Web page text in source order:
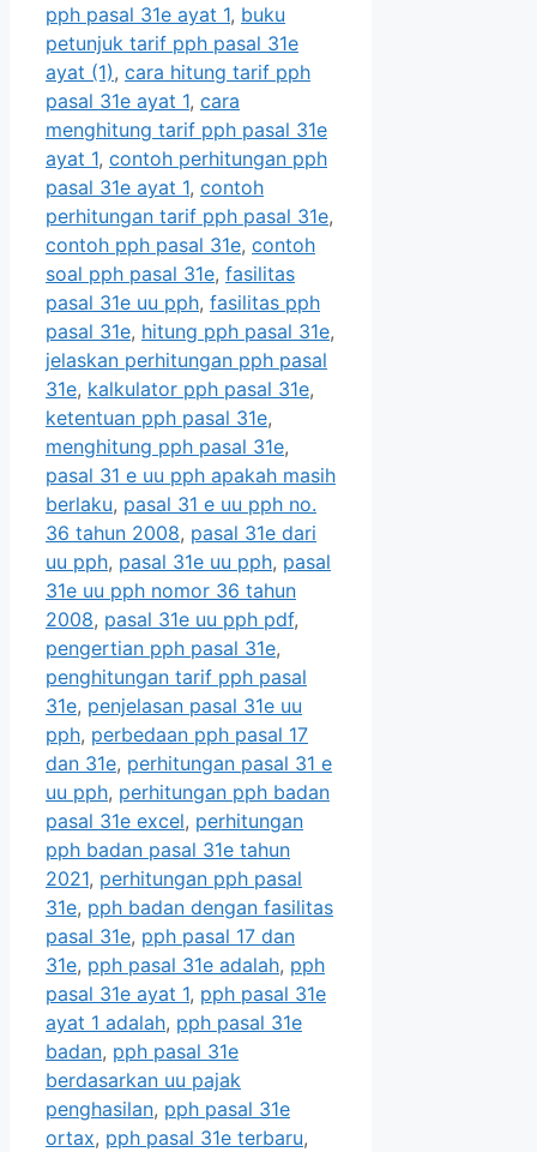
pph pasal 31e ayat 1, buku
petunjuk tarif pph pasal 31e
ayat (1), cara hitung tarif pph
pasal 31e ayat 1, cara
menghitung tarif pph pasal 31e
ayat 1, contoh perhitungan pph
pasal 31e ayat 1, contoh
perhitungan tarif pph pasal 31e,
contoh pph pasal 31e, contoh
soal pph pasal 31e, fasilitas
pasal 31e uu pph, fasilitas pph
pasal 31e, hitung pph pasal 31e,
jelaskan perhitungan pph pasal
31e, kalkulator pph pasal 31e,
ketentuan pph pasal 31e,
menghitung pph pasal 31e,
pasal 31 e uu pph apakah masih
berlaku, pasal 31 e uu pph no.
36 tahun 2008, pasal 31e dari
uu pph, pasal 31e uu pph, pasal
31e uu pph nomor 36 tahun
2008, pasal 31e uu pph pdf,
pengertian pph pasal 31e,
penghitungan tarif pph pasal
31e, penjelasan pasal 31e uu
pph, perbedaan pph pasal 17
dan 31e, perhitungan pasal 31 e
uu pph, perhitungan pph badan
pasal 31e excel, perhitungan
pph badan pasal 31e tahun
2021, perhitungan pph pasal
31e, pph badan dengan fasilitas
pasal 31e, pph pasal 17 dan
31e, pph pasal 31e adalah, pph
pasal 31e ayat 1, pph pasal 31e
ayat 1 adalah, pph pasal 31e
badan, pph pasal 31e
berdasarkan uu pajak
penghasilan, pph pasal 31e
ortax, pph pasal 31e terbaru,